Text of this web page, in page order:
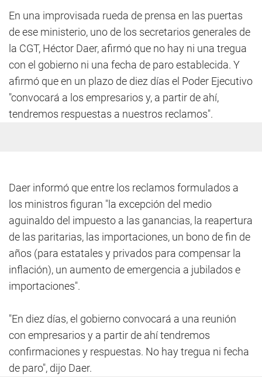
En una improvisada rueda de prensa en las puertas
de ese ministerio, uno de los secretarios generales de
la CGT, Héctor Daer, afirmó que no hay ni una tregua
con el gobierno ni una fecha de paro establecida. Y
afirmó que en un plazo de diez días el Poder Ejecutivo
"convocará a los empresarios y, a partir de ahí,
tendremos respuestas a nuestros reclamos".
Daer informó que entre los reclamos formulados a
los ministros figuran "la excepción del medio
aguinaldo del impuesto a las ganancias, la reapertura
de las paritarias, las importaciones, un bono de fin de
años (para estatales y privados para compensar la
inflación), un aumento de emergencia a jubilados e
importaciones".
"En diez días, el gobierno convocará a una reunión
con empresarios y a partir de ahí tendremos
confirmaciones y respuestas. No hay tregua ni fecha
de paro", dijo Daer.